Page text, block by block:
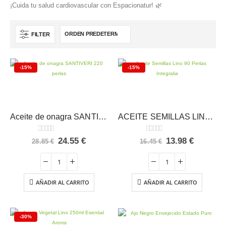
¡Cuida tu salud cardiovascular con Espacionatur! 🌿
FILTER
-15%
Aceite de onagra SANTIVERI 220 perlas
0 out of 5
28.85€ El
original
era:
28.85 €.
24.55€El
24.55 €.
AÑADIR AL CARRITO
-15%
ACEITE SEMILLAS LINO 90 PERLAS Integralia
0 out of 5
16.45€ El
original
era:
16.45 €.
13.98€El
13.98 €.
AÑADIR AL CARRITO
-30%